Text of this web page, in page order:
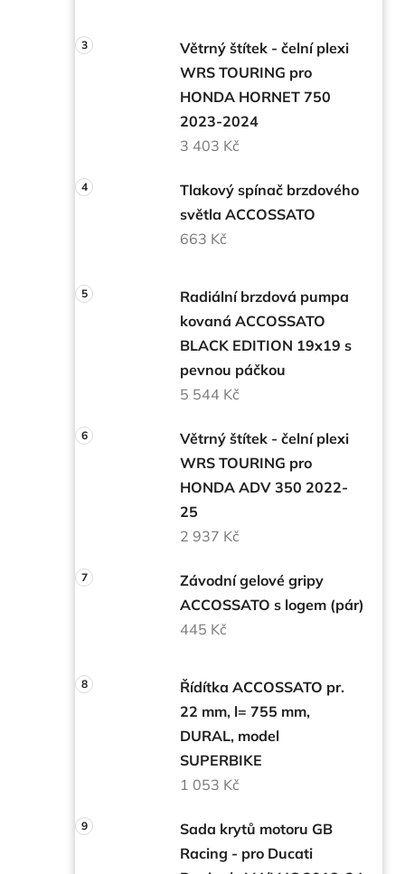
Větrný štítek - čelní plexi
WRS TOURING pro
HONDA HORNET 750
2023-2024
3 403 Kč
Tlakový spínač brzdového
světla ACCOSSATO
663 Kč
Radiální brzdová pumpa
kovaná ACCOSSATO
BLACK EDITION 19x19 s
pevnou páčkou
5 544 Kč
Větrný štítek - čelní plexi
WRS TOURING pro
HONDA ADV 350 2022-
25
2 937 Kč
Závodní gelové gripy
ACCOSSATO s logem (pár)
445 Kč
Řídítka ACCOSSATO pr.
22 mm, l= 755 mm,
DURAL, model
SUPERBIKE
1 053 Kč
Sada krytů motoru GB
Racing - pro Ducati